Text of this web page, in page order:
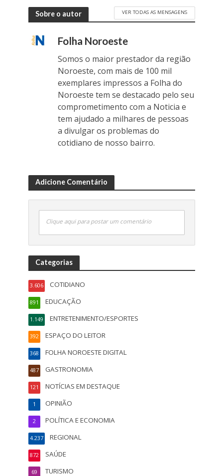
Sobre o autor VER TODAS AS MENSAGENS
Folha Noroeste
Somos o maior prestador da região
Noroeste, com mais de 100 mil
exemplares impressos a Folha do
Noroeste tem se destacado pelo seu
comprometimento com a Noticia e
tem ajudado a milhares de pessoas
a divulgar os problemas do
cotidiano de nosso bairro.
Adicione Comentário
Clique aqui para postar um comentário
Categorias
COTIDIANO
3.606
EDUCAÇÃO
891
ENTRETENIMENTO/ESPORTES
1.149
ESPAÇO DO LEITOR
392
FOLHA NOROESTE DIGITAL
368
GASTRONOMIA
487
NOTÍCIAS EM DESTAQUE
121
OPINIÃO
1
POLÍTICA E ECONOMIA
2
REGIONAL
4.237
SAÚDE
872
TURISMO
69